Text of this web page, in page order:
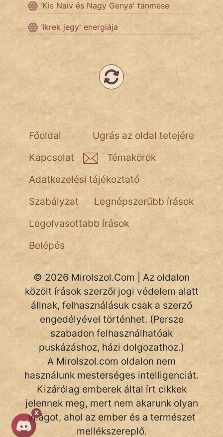
X
Jób Gedeon
Láron Ádám
mikkamakka
vörös ördög
nagyöreg
NapHold
Név nélkül
pszichopati
szegény legény
Hoffer Botond
szemfüles
'Kis Naiv és Nagy Genya' tanmese
'Ikrek jegy' energiája
Ugrás az oldal tetejére
Főoldal
Kapcsolat
Témakörök
Adatkezelési tájékoztató
Szabályzat
Legnépszerűbb írások
Legolvasottabb írások
Belépés
© 2026 Mirolszol.Com | Az oldalon
közölt írások szerzői jogi védelem alatt
állnak, felhasználásuk csak a szerző
engedélyével történhet. (Persze
szabadon felhasználhatóak
puskázáshoz, házi dolgozathoz.)
A Mirolszol.com oldalon nem
használunk mesterséges intelligenciát.
Kizárólag emberek által írt cikkek
jelennek meg, mert nem akarunk olyan
világot, ahol az ember és a természet
mellékszereplő.